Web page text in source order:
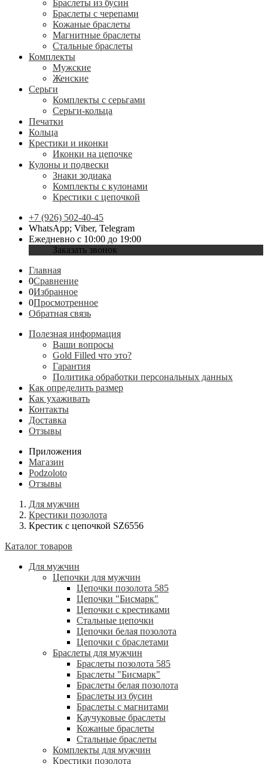
Браслеты из бусин
Браслеты с черепами
Кожаные браслеты
Магнитные браслеты
Стальные браслеты
Комплекты
Мужские
Женские
Серьги
Комплекты с серьгами
Серьги-кольца
Печатки
Кольца
Крестики и иконки
Иконки на цепочке
Кулоны и подвески
Знаки зодиака
Комплекты с кулонами
Крестики с цепочкой
+7 (926) 502-40-45
WhatsApp; Viber, Telegram
Ежедневно с 10:00 до 19:00
Заказать звонок
Главная
0Сравнение
0Избранное
0Просмотренное
Обратная связь
Полезная информация
Ваши вопросы
Gold Filled что это?
Гарантия
Политика обработки персональных данных
Как определить размер
Как ухаживать
Контакты
Доставка
Отзывы
Приложения
Магазин
Podzoloto
Отзывы
Для мужчин
Крестики позолота
Крестик с цепочкой SZ6556
Каталог товаров
Для мужчин
Цепочки для мужчин
Цепочки позолота 585
Цепочки "Бисмарк"
Цепочки с крестиками
Стальные цепочки
Цепочки белая позолота
Цепочки с браслетами
Браслеты для мужчин
Браслеты позолота 585
Браслеты "Бисмарк"
Браслеты белая позолота
Браслеты из бусин
Браслеты с магнитами
Каучуковые браслеты
Кожаные браслеты
Стальные браслеты
Комплекты для мужчин
Крестики позолота